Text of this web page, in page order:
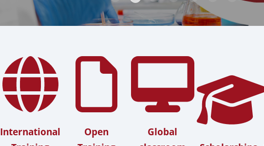
International
Open
Global